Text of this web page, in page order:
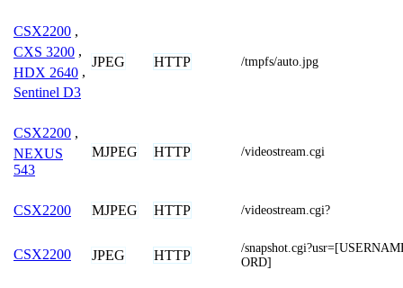
CSX2200 ,
CXS 3200 ,
HDX 2640 ,
Sentinel D3
JPEG HTTP /tmpfs/auto.jpg
CSX2200 ,
NEXUS
543
MJPEG HTTP /videostream.cgi
CSX2200 MJPEG HTTP /videostream.cgi?
CSX2200 JPEG HTTP
/
ORD]